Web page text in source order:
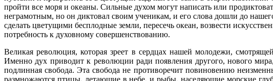
пройти все моря и океаны. Сильные духом могут написать или
неграмотным, но он диктовал своим ученикам, и его слова дошли до
сделать цветущими бесплодные земли, пересечь океан, возвести
потребность к духовному совершенствованию.
Великая революция, которая зреет в сердцах нашей молодежи,
Именно дух приводит к революции ради появления другого, нового
подлинная свобода. Эта свобода не противоречит повиновению
размножаются птицы, летающие в небе, и рыбы, населяющие морские